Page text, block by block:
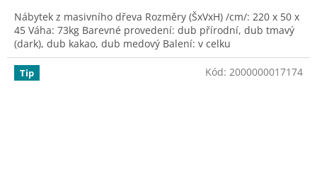
Nábytek z masivního dřeva Rozměry (ŠxVxH) /cm/: 220 x 50 x
45 Váha: 73kg Barevné provedení: dub přírodní, dub tmavý
(dark), dub kakao, dub medový Balení: v celku
Tip Kód: 2000000017174